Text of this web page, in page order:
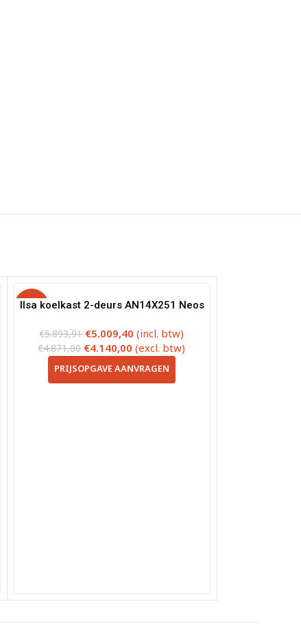
-15%
Ilsa koelkast 2-deurs AN14X251 Neos
€5.893,91 €5.009,40 (incl. btw)
€4.871,00 €4.140,00 (excl. btw)
PRIJSOPGAVE AANVRAGEN